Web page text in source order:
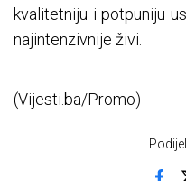
kvalitetniju i potpuniju
najintenzivnije živi.
(Vijesti.ba/Promo)